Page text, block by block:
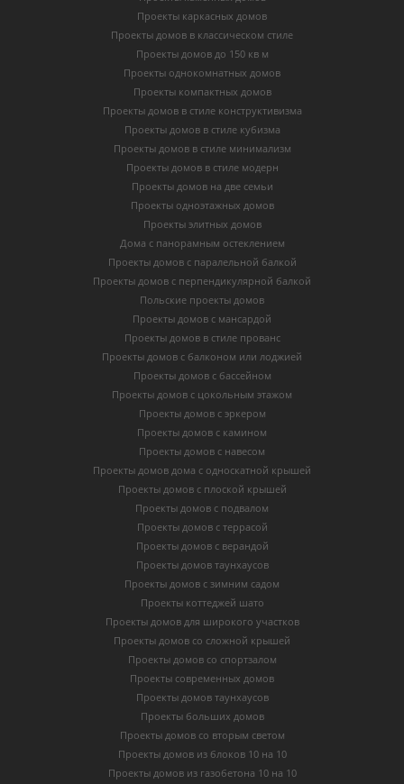
Проекты каркасных домов
Проекты домов в классическом стиле
Проекты домов до 150 кв м
Проекты однокомнатных домов
Проекты компактных домов
Проекты домов в стиле конструктивизма
Проекты домов в стиле кубизма
Проекты домов в стиле минимализм
Проекты домов в стиле модерн
Проекты домов на две семьи
Проекты одноэтажных домов
Проекты элитных домов
Дома с панорамным остеклением
Проекты домов с паралельной балкой
Проекты домов с перпендикулярной балкой
Польские проекты домов
Проекты домов с мансардой
Проекты домов в стиле прованс
Проекты домов с балконом или лоджией
Проекты домов с бассейном
Проекты домов с цокольным этажом
Проекты домов с эркером
Проекты домов с камином
Проекты домов с навесом
Проекты домов дома с односкатной крышей
Проекты домов с плоской крышей
Проекты домов с подвалом
Проекты домов с террасой
Проекты домов с верандой
Проекты домов таунхаусов
Проекты домов с зимним садом
Проекты коттеджей шато
Проекты домов для широкого участков
Проекты домов со сложной крышей
Проекты домов со спортзалом
Проекты современных домов
Проекты домов таунхаусов
Проекты больших домов
Проекты домов со вторым светом
Проекты домов из блоков 10 на 10
Проекты домов из газобетона 10 на 10